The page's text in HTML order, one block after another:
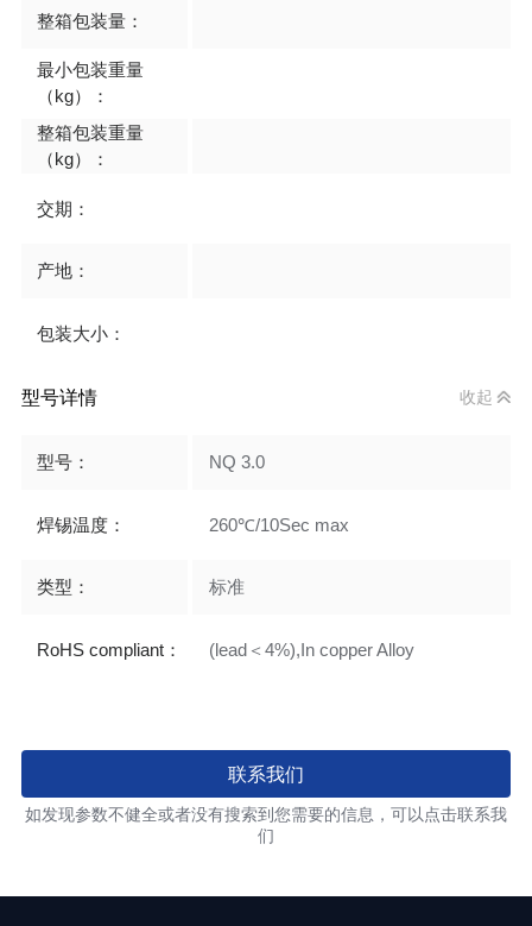
整箱包装量：
最小包装重量
（kg）：
整箱包装重量
（kg）：
交期：
产地：
包装大小：
型号详情 收起
型号： NQ 3.0
焊锡温度： 260℃/10Sec max
类型： 标准
RoHS compliant： (lead＜4%),In copper Alloy
联系我们
如发现参数不健全或者没有搜索到您需要的信息，可以点击联系我
们